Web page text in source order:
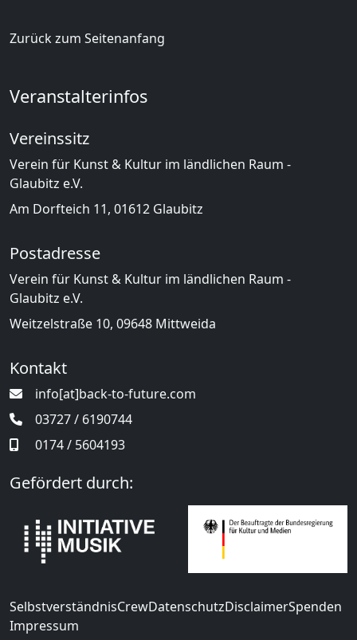
Zurück zum Seitenanfang
Veranstalterinfos
Vereinssitz
Verein für Kunst & Kultur im ländlichen Raum -
Glaubitz e.V.
Am Dorfteich 11, 01612 Glaubitz
Postadresse
Verein für Kunst & Kultur im ländlichen Raum -
Glaubitz e.V.
Weitzelstraße 10, 09648 Mittweida
Kontakt
info[at]back-to-future.com
03727 / 6190744
0174 / 5604193
Gefördert durch:
SelbstverständnisCrewDatenschutzDisclaimerSpenden
Impressum